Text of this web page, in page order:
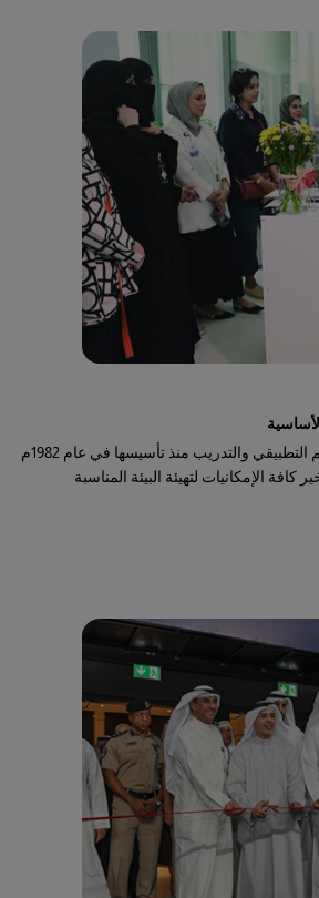
حرصت الهيئة العامة للتعليم التطبيقي والتدريب منذ تأسيسها في عام 1982م
الإمكانيات لتهيئة البيئة المناسبة